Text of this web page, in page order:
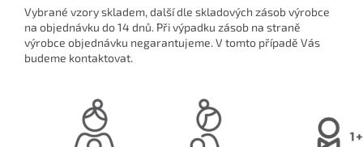
Vybrané vzory skladem, další dle skladových zásob výrobce
na objednávku do 14 dnů. Při výpadku zásob na straně
výrobce objednávku negarantujeme. V tomto případě Vás
budeme kontaktovat.